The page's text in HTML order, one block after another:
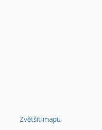
Zvětšit mapu